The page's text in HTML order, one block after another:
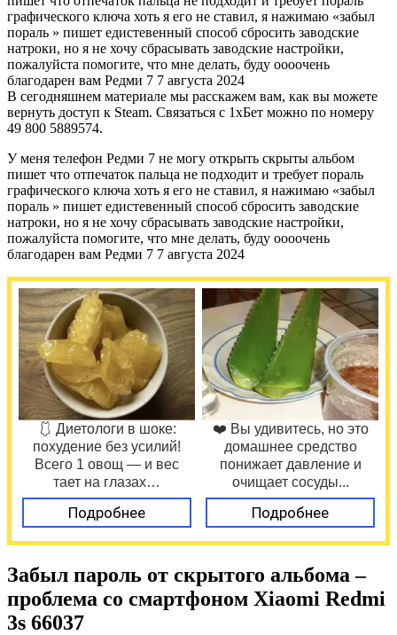
графического ключа хоть я его не ставил, я нажимаю «забыл
пораль » пишет едистевенный способ сбросить заводские
натроки, но я не хочу сбрасывать заводские настройки,
пожалуйста помогите, что мне делать, буду оооочень
благодарен вам Редми 7 7 августа 2024
В сегодняшнем материале мы расскажем вам, как вы можете
вернуть доступ к Steam. Связаться с 1хБет можно по номеру
49 800 5889574.
У меня телефон Редми 7 не могу открыть скрыты альбом
пишет что отпечаток пальца не подходит и требует пораль
графического ключа хоть я его не ставил, я нажимаю «забыл
пораль » пишет едистевенный способ сбросить заводские
натроки, но я не хочу сбрасывать заводские настройки,
пожалуйста помогите, что мне делать, буду оооочень
благодарен вам Редми 7 7 августа 2024
🩱 Диетологи в шоке:
похудение без усилий!
Всего 1 овощ — и вес
тает на глазах…
Подробнее
❤️ Вы удивитесь, но это
домашнее средство
понижает давление и
очищает сосуды...
Подробнее
Забыл пароль от скрытого альбома –
проблема со смартфоном Xiaomi Redmi
3s 66037